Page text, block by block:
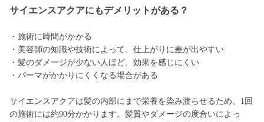
サイエンスアクアにもデメリットがある？
・施術に時間がかかる
・美容師の知識や技術によって、仕上がりに差が出やすい
・髪のダメージが少ない人ほど、効果を感じにくい
・パーマがかかりにくくなる場合がある
サイエンスアクアは髪の内部にまで栄養を染み渡らせるため、1回
の施術には約90分かかります。髪質やダメージの度合いによっ